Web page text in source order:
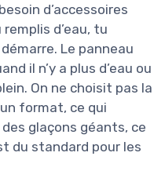
d’accessoires
d’eau, tu
Le panneau
il n’y a plus d’eau ou
On ne choisit pas la
format, ce qui
glaçons géants, ce
du standard pour les